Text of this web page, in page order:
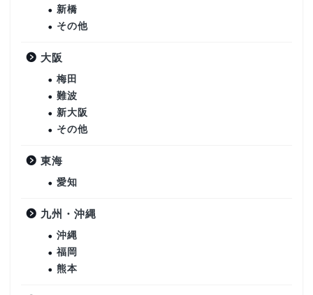
新橋
その他
大阪
梅田
難波
新大阪
その他
東海
愛知
九州・沖縄
沖縄
福岡
熊本